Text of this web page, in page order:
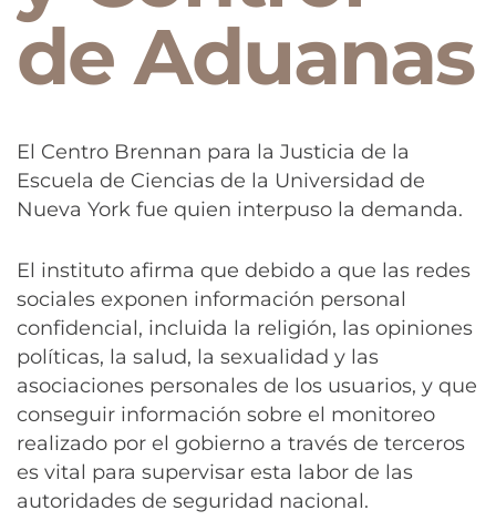
de Aduanas
El Centro Brennan para la Justicia de la
Escuela de Ciencias de la Universidad de
Nueva York fue quien interpuso la demanda.
El instituto afirma que debido a que las redes
sociales exponen información personal
confidencial, incluida la religión, las opiniones
políticas, la salud, la sexualidad y las
asociaciones personales de los usuarios, y que
conseguir información sobre el monitoreo
realizado por el gobierno a través de terceros
es vital para supervisar esta labor de las
autoridades de seguridad nacional.